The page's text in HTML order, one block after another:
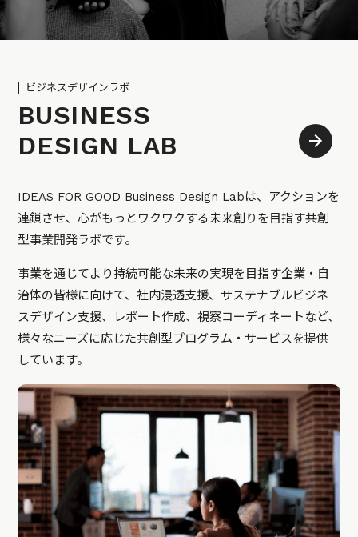
ビジネスデザインラボ
BUSINESS
DESIGN LAB
IDEAS FOR GOOD Business Design Labは、アクションを
連鎖させ、心がもっとワクワクする未来創りを目指す共創
型事業開発ラボです。
事業を通じてより持続可能な未来の実現を目指す企業・自
治体の皆様に向けて、社内浸透支援、サステナブルビジネ
スデザイン支援、レポート作成、視察コーディネートなど、
様々なニーズに応じた共創型プログラム・サービスを提供
しています。